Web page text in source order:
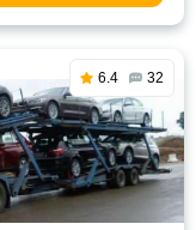
6.4 32